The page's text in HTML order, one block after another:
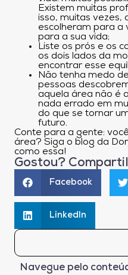
Existem muitas
isso, muitas vezes,
escolheram para a
para a sua vida;
Liste os prós e os
os dois lados da
encontrar esse
Não tenha medo
pessoas
aquela área não é
nada errado em
do que se tornar
futuro.
Conte para a gente:
área? Siga o blog da
como essa!
Gostou?
Facebook
LinkedIn
Navegue pelo